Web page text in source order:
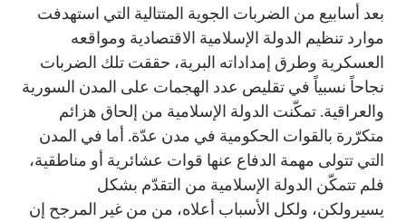
بعد أسابيع من الضربات الجوية المتتالية التي استهدفت
موارد تنظيم الدولة الإسلامية الاقتصادية ومواقعه
العسكرية وطرق إمداداته البرية، حققت تلك الضربات
نجاحاً نسبياً في تقليص عدد الهجمات على المدن السورية
والعراقية. تمكّنت الدولة الإسلامية من إلحاق هزائم
متكرّرة بالقوات الحكومية في مدن عدّة. أما في المدن
التي تتولى مهمة الدفاع عنها قوات عشائرية أو مناطقية،
فلم تتمكّن الدولة الإسلامية من التقدّم بشكل
يسيرولكن، ولكل الأسباب أعلاه، من من غير المرجح إن